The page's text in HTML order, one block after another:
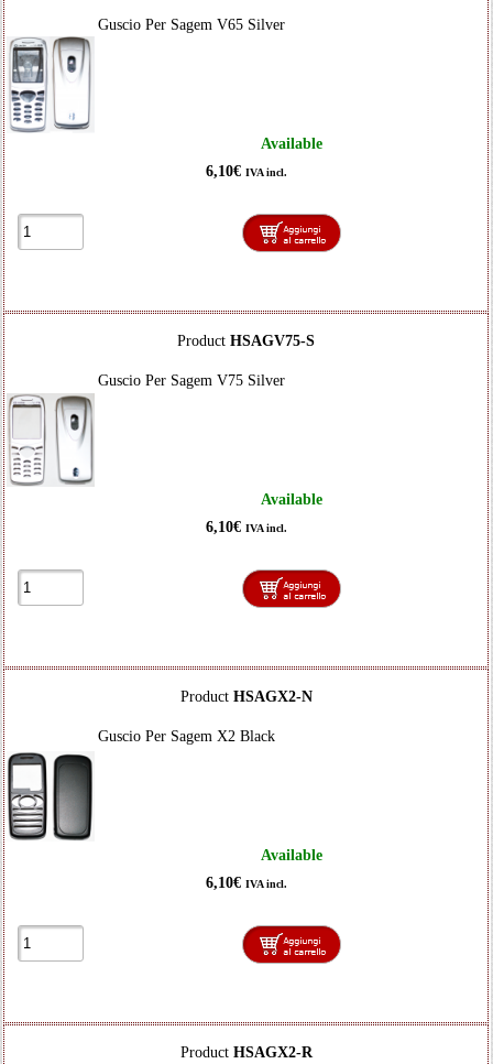
Guscio Per Sagem V65 Silver
Available
6,10€ IVA incl.
Product HSAGV75-S
Guscio Per Sagem V75 Silver
Available
6,10€ IVA incl.
Product HSAGX2-N
Guscio Per Sagem X2 Black
Available
6,10€ IVA incl.
Product HSAGX2-R